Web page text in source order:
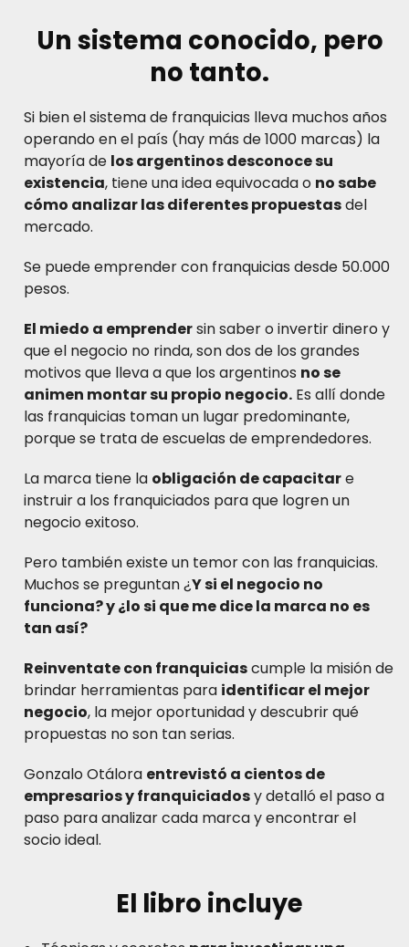
Un sistema conocido, pero
no tanto.
Si bien el sistema de franquicias lleva muchos años
operando en el país (hay más de 1000 marcas) la
mayoría de los argentinos desconoce su
existencia, tiene una idea equivocada o no sabe
cómo analizar las diferentes propuestasdel
mercado.
Se puede emprender con franquicias desde 50.000
pesos.
El miedo a emprendersin saber o invertir dinero y
que el negocio no rinda, son dos de los grandes
motivos que lleva a que los argentinos no se
animen montar su propio negocio. Es allí donde
las franquicias toman un lugar predominante,
porque se trata de escuelas de emprendedores.
La marca tiene la obligación de capacitare
instruir a los franquiciados para que logren un
negocio exitoso.
Pero también existe un temor con las franquicias.
Muchos se preguntan ¿Y si el negocio no
funciona? y ¿lo si que me dice la marca no es
tan así?
Reinventate con franquiciascumple la misión de
brindar herramientas para identificar el mejor
negocio, la mejor oportunidad y descubrir qué
propuestas no son tan serias.
Gonzalo Otálora entrevistó a cientos de
empresarios y franquiciadosy detalló el paso a
paso para analizar cada marca y encontrar el
socio ideal.
El libro incluye